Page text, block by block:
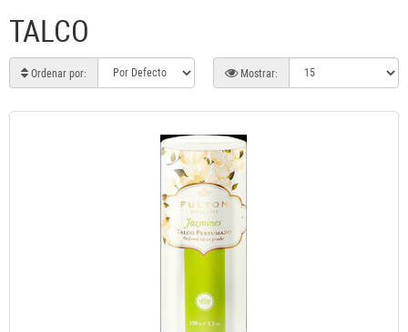
TALCO
Ordenar por: Mostrar: